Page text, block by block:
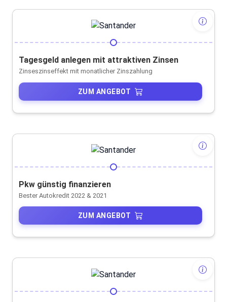
Tagesgeld anlegen mit attraktiven Zinsen
Zinseszinseffekt mit monatlicher Zinszahlung
ZUM ANGEBOT
Pkw günstig finanzieren
Bester Autokredit 2022 & 2021
ZUM ANGEBOT